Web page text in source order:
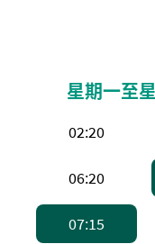
星期一至
02:20上午
06:20上午
07:15上午